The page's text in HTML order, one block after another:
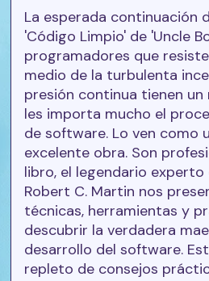
La esperada continuación
'Código Limpio' de 'Uncle
programadores que
medio de la turbulenta
presión continua tienen un
les importa mucho el
de software. Lo ven como
excelente obra. Son
libro, el legendario
Robert C. Martin nos
técnicas, herramientas y
descubrir la verdadera
desarrollo del software.
repleto de consejos